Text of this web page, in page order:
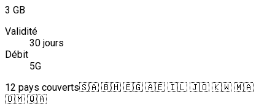
3 GB
Validité
30 jours
Débit
5G
12 pays couverts🇸🇦 🇧🇭 🇪🇬 🇦🇪 🇮🇱 🇯🇴 🇰🇼 🇲🇦
🇴🇲 🇶🇦